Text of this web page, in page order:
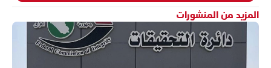
المزيد من المنشورات